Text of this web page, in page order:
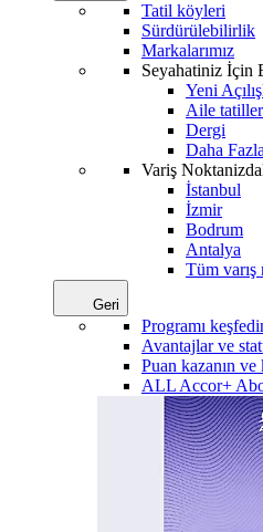
Tatil köyleri
Sürdürülebilirlik
Markalarımız
Seyahatiniz İçin
Yeni
Aile
Dergi
Daha
Variş
İstanbul
İzmir
Bodrum
Antalya
Tüm varış
Geri
Programı
Avantajlar ve
Puan kazanın ve
ALL Accor+